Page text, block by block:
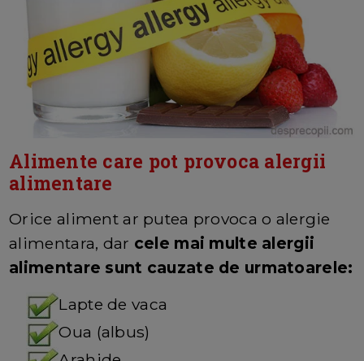
Alimente care pot provoca alergii
alimentare
Orice aliment ar putea provoca o alergie
alimentara, dar cele mai multe alergii
alimentare sunt cauzate de urmatoarele:
Lapte de vaca
Oua (albus)